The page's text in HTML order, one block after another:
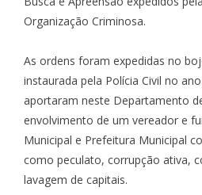
Organização Criminosa.
As ordens foram expedidas no
instaurada pela Polícia Civil no
aportaram neste Departamento
envolvimento de um vereador e
Municipal e Prefeitura Municipal
como peculato, corrupção ativa,
lavagem de capitais.